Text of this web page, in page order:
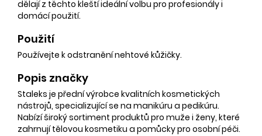
dělají z těchto kleští ideální volbu pro profesionály i
domácí použití.
Použití
Používejte k odstranění nehtové kůžičky.
Popis značky
Staleks je přední výrobce kvalitních kosmetických
nástrojů, specializující se na manikúru a pedikúru.
Nabízí široký sortiment produktů pro muže i ženy, které
zahrnují tělovou kosmetiku a pomůcky pro osobní péči.